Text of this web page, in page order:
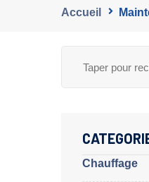
Accueil
Chauffage